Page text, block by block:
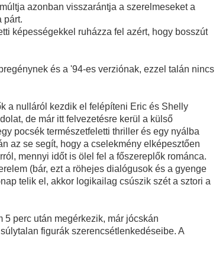
azonban visszarántja a szerelmeseket a
párt.
képességekkel ruházza fel azért, hogy bosszút
és a '94-es verziónak, ezzel talán nincs
a nulláról kezdik el felépíteni Eric és Shelly
de már itt felvezetésre kerül a külső
pocsék természetfeletti thriller és egy nyálba
az se segít, hogy a cselekmény elképesztően
mennyi időt is ölel fel a főszereplők románca.
(bár, ezt a röhejes dialógusok és a gyenge
telik el, akkor logikailag csúszik szét a sztori a
perc után megérkezik, már jócskán
figurák szerencsétlenkedéseibe. A